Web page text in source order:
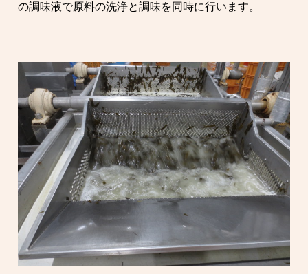
の調味液で原料の洗浄と調味を同時に行います。